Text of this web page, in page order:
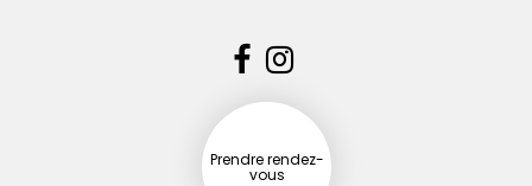
Prendre rendez-
vous